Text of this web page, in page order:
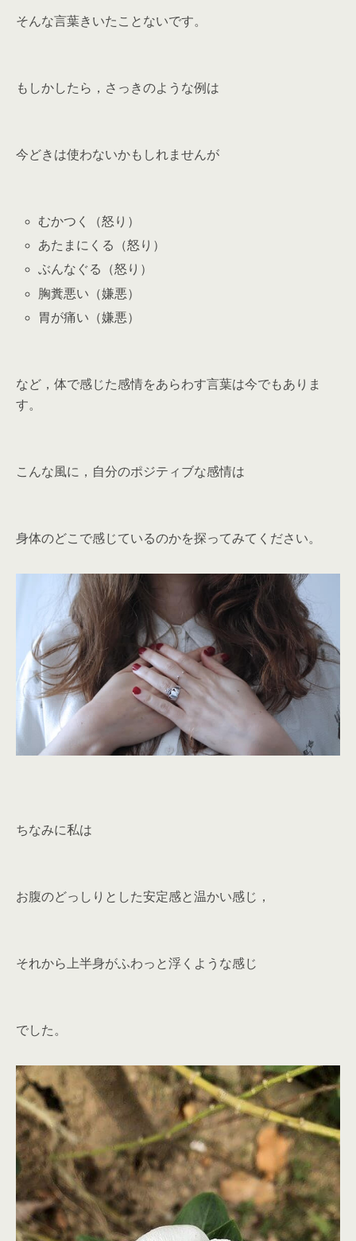
そんな言葉きいたことないです。
もしかしたら，さっきのような例は
今どきは使わないかもしれませんが
むかつく（怒り）
あたまにくる（怒り）
ぶんなぐる（怒り）
胸糞悪い（嫌悪）
胃が痛い（嫌悪）
など，体で感じた感情をあらわす言葉は今でもありま
す。
こんな風に，自分のポジティブな感情は
身体のどこで感じているのかを探ってみてください。
ちなみに私は
お腹のどっしりとした安定感と温かい感じ，
それから上半身がふわっと浮くような感じ
でした。